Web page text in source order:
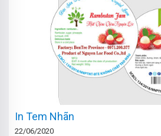
In Tem Nhãn
22/06/2020